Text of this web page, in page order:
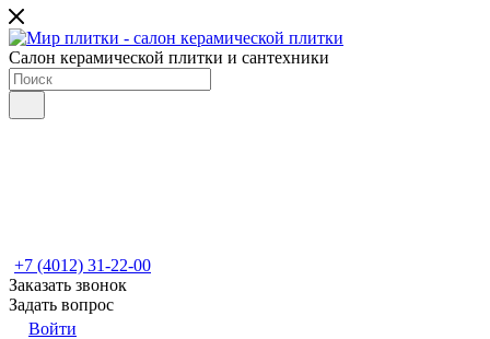
Салон керамической плитки и сантехники
+7 (4012) 31-22-00
Заказать звонок
Задать вопрос
Войти